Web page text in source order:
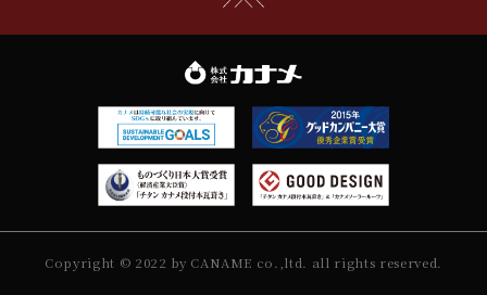
Copyright © 2022 by CANAME co.,ltd. all rights reserved.